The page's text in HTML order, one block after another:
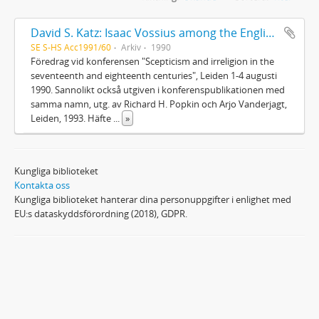
David S. Katz: Isaac Vossius among the English biblical critics 1670-1689
SE S-HS Acc1991/60 Arkiv 1990
Föredrag vid konferensen "Scepticism and irreligion in the
seventeenth and eighteenth centuries", Leiden 1-4 augusti
1990. Sannolikt också utgiven i konferenspublikationen med
samma namn, utg. av Richard H. Popkin och Arjo Vanderjagt,
Leiden, 1993. Häfte
»
Kungliga biblioteket
Kontakta oss
Kungliga biblioteket hanterar dina personuppgifter i enlighet med
EU:s dataskyddsförordning (2018), GDPR.